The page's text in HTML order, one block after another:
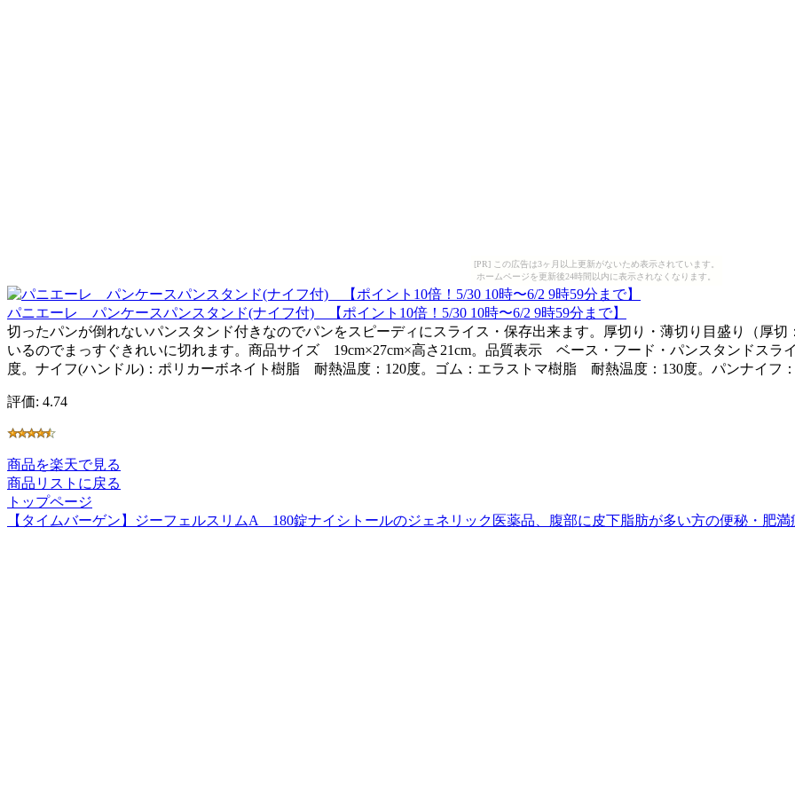
[PR] この広告は3ヶ月以上更新がないため表示されています。
ホームページを更新後24時間以内に表示されなくなります。
パニエーレ パンケースパンスタンド(ナイフ付) 【ポイント10倍！5/30 10時〜6/2 9時59分まで】
切ったパンが倒れないパンスタンド付きなのでパンをスピーディにスライス・保存出来ます。厚切り・薄切り目盛り（厚切
いるのでまっすぐきれいに切れます。商品サイズ 19cm×27cm×高さ21cm。品質表示 ベース・フード・パンスタンドス
度。ナイフ(ハンドル)：ポリカーボネイト樹脂 耐熱温度：120度。ゴム：エラストマ樹脂 耐熱温度：130度。パンナイフ
評価: 4.74
商品を楽天で見る
商品リストに戻る
トップページ
【タイムバーゲン】ジーフェルスリムA 180錠ナイシトールのジェネリック医薬品、腹部に皮下脂肪が多い方の便秘・肥満